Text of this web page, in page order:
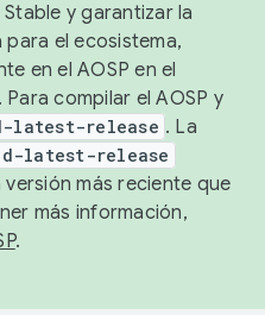
y garantizar la
el ecosistema,
en el AOSP en el
compilar el AOSP y
latest-release . La
latest-release
más reciente que
más información,
.